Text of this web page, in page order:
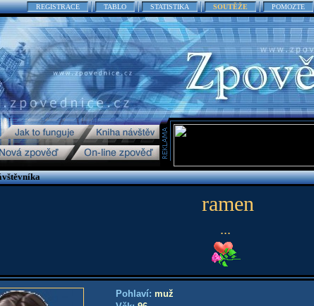
REGISTRACE TABLO STATISTIKA SOUTĚŽE POMOZTE
ramen
...
Pohlaví: muž